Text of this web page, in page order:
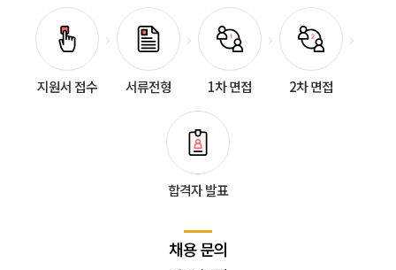
지원서 접수 서류전형 1차 면접 2차 면접
합격자 발표
채용 문의